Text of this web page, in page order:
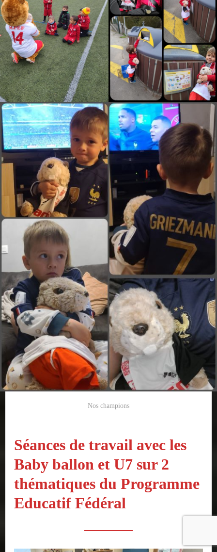
Nos champions
Séances de travail avec les
Baby ballon et U7 sur 2
thématiques du Programme
Educatif Fédéral